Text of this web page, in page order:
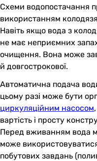
Схеми водопостачання
використанням
Навіть якщо вода з
не має неприємних
очищення. Вона може
й довгострокової.
Автоматична подача
цьому разі може бути
циркуляційним насосом
вартість і просту
Перед вживанням вода
може
побутових завдань